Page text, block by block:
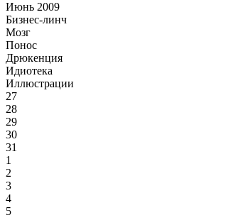
Июнь 2009
Бизнес-линч
Мозг
Понос
Дрюкенция
Идиотека
Иллюстрации
27
28
29
30
31
1
2
3
4
5